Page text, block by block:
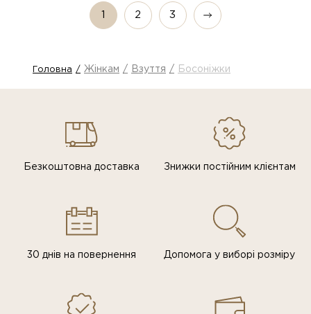
1 2 3
Головна Жінкам Взуття Босоніжки
Безкоштовна доставка Знижки постiйним клiєнтам
30 днів на повернення Допомога у виборі розміру